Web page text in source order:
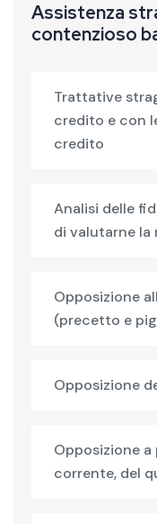
Assistenza
contenzioso
Trattative
credito e con
credito
Analisi delle
di valutarne la
Opposizione
(precetto e
Opposizione
Opposizione
corrente, del